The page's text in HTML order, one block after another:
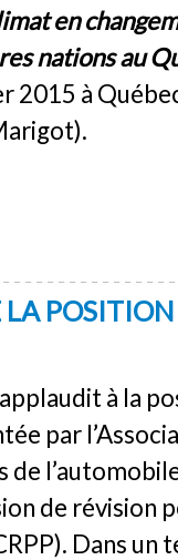
en
nations au
2015 à
LA POSITION
applaudit à la
par
de
de révision
Dans un